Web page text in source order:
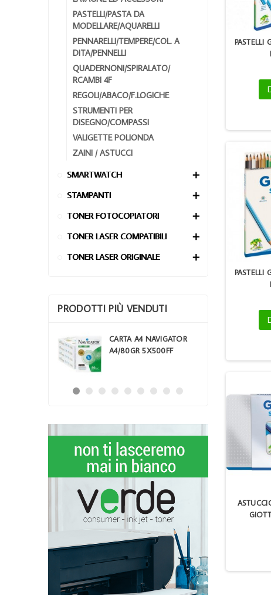
PASTELLI/PASTA DA
MODELLARE/AQUARELLI
PENNARELLI/TEMPERE/COL. A
DITA/PENNELLI
QUADERNONI/SPIRALATO/
RCAMBI 4F
REGOLI/ABACO/F.LOGICHE
STRUMENTI PER
DISEGNO/COMPASSI
VALIGETTE POLIONDA
ZAINI / ASTUCCI
SMARTWATCH

STAMPANTI 
TONER FOTOCOPIATORI 
TONER LASER COMPATIBILI 
TONER LASER ORIGINALE 
PRODOTTI PIÙ VENDUTI
CARTA A4 NAVIGATOR
A4/80GR 5X500FF
PASTELLI
PASTELLI